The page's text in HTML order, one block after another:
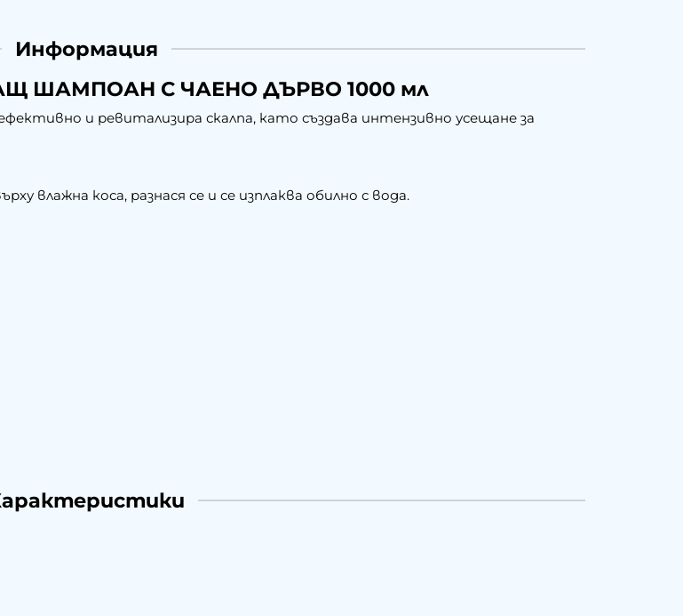
Информация
ШАМПОАН С ЧАЕНО ДЪРВО 1000 мл
и ревитализира скалпа, като създава интензивно усещане за
влажна коса, разнася се и се изплаква обилно с вода.